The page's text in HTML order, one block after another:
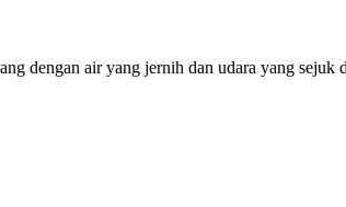
dengan air yang jernih dan udara yang sejuk